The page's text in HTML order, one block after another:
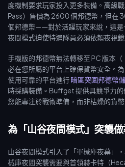
度機制要求玩家投入更多裝備。高級
Pass）售價為 2600 個邦德幣，但
個邦德幣——對於活躍玩家來說，這是
夜間模式迫使特遣隊員必須依賴夜視
手機版的邦德幣無法轉移至 PC 版本
必在您所屬的平台上確保貨幣安全。
使用可靠的平台進行暗區突圍邦德幣
時採購裝備。Buffget 提供具競爭力
您能專注於戰術準備，而非枯燥的貨幣
為「山谷夜間模式」突襲
山谷夜間模式引入了「軍械庫夜幕」
械庫夜間突襲需要與首領赫卡特（